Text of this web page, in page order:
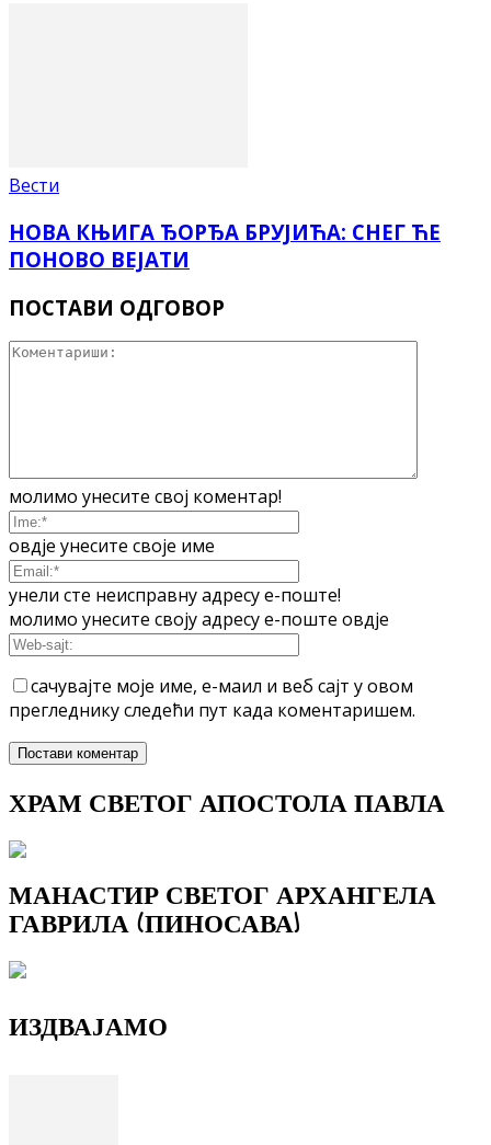
Вести
НОВА КЊИГА ЂОРЂА БРУЈИЋА: СНЕГ ЋЕ
ПОНОВО ВЕЈАТИ
ПОСТАВИ ОДГОВОР
молимо унесите свој коментар!
овдје унесите своје име
унели сте неисправну адресу е-поште!
молимо унесите своју адресу е-поште овдје
сачувајте моје име, е-маил и веб сајт у овом
прегледнику следећи пут када коментаришем.
ХРАМ СВЕТОГ АПОСТОЛА ПАВЛА
МАНАСТИР СВЕТОГ АРХАНГЕЛА
ГАВРИЛА (ПИНОСАВА)
ИЗДВАЈАМО